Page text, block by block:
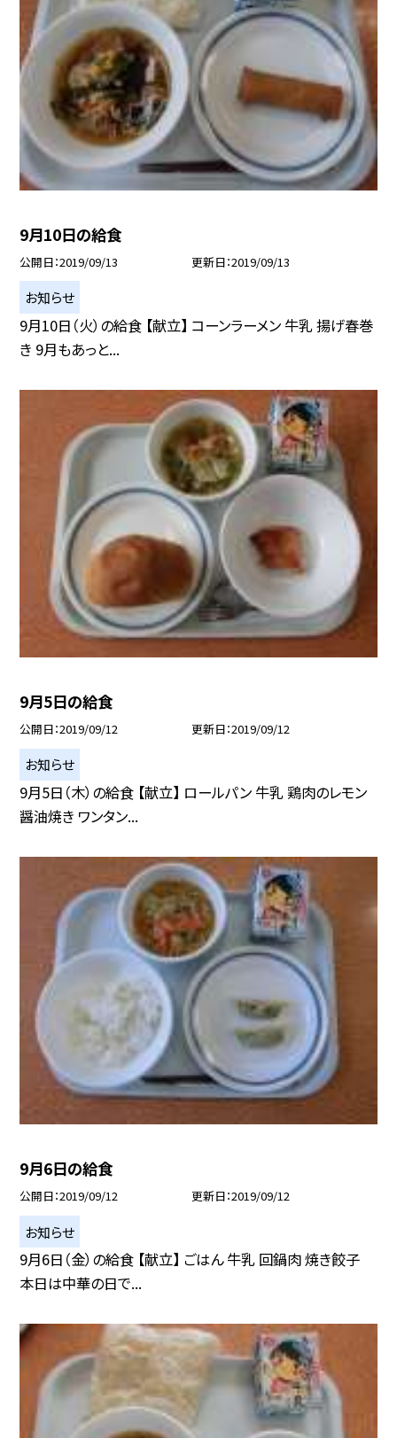
9月10日の給食
公開日 2019/09/13 更新日 2019/09/13
お知らせ
9月10日（火）の給食 【献立】 コーンラーメン 牛乳 揚げ春巻
き 9月もあっと...
9月5日の給食
公開日 2019/09/12 更新日 2019/09/12
お知らせ
9月5日（木）の給食 【献立】 ロールパン 牛乳 鶏肉のレモン
醤油焼き ワンタン...
9月6日の給食
公開日 2019/09/12 更新日 2019/09/12
お知らせ
9月6日（金）の給食 【献立】 ごはん 牛乳 回鍋肉 焼き餃子
本日は中華の日で...